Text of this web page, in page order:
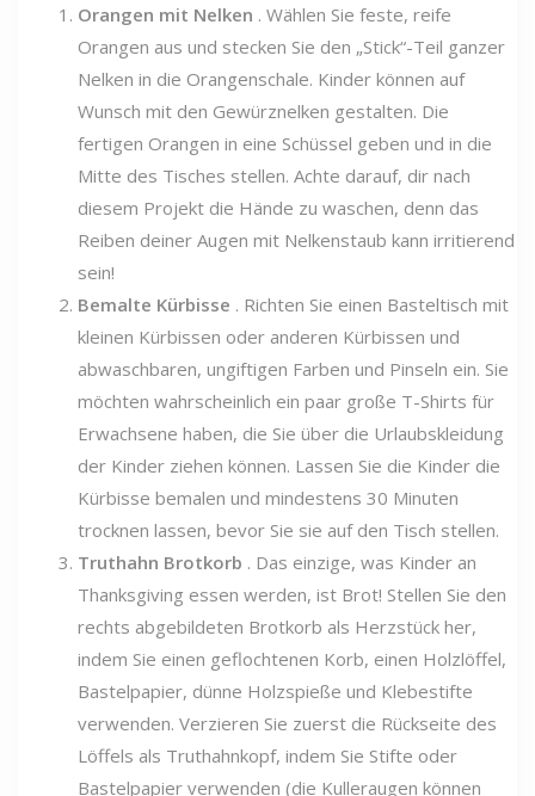
Orangen mit Nelken . Wählen Sie feste, reife
Orangen aus und stecken Sie den „Stick“-Teil ganzer
Nelken in die Orangenschale. Kinder können auf
Wunsch mit den Gewürznelken gestalten. Die
fertigen Orangen in eine Schüssel geben und in die
Mitte des Tisches stellen. Achte darauf, dir nach
diesem Projekt die Hände zu waschen, denn das
Reiben deiner Augen mit Nelkenstaub kann irritierend
sein!
Bemalte Kürbisse . Richten Sie einen Basteltisch mit
kleinen Kürbissen oder anderen Kürbissen und
abwaschbaren, ungiftigen Farben und Pinseln ein. Sie
möchten wahrscheinlich ein paar große T-Shirts für
Erwachsene haben, die Sie über die Urlaubskleidung
der Kinder ziehen können. Lassen Sie die Kinder die
Kürbisse bemalen und mindestens 30 Minuten
trocknen lassen, bevor Sie sie auf den Tisch stellen.
Truthahn Brotkorb . Das einzige, was Kinder an
Thanksgiving essen werden, ist Brot! Stellen Sie den
rechts abgebildeten Brotkorb als Herzstück her,
indem Sie einen geflochtenen Korb, einen Holzlöffel,
Bastelpapier, dünne Holzspieße und Klebestifte
verwenden. Verzieren Sie zuerst die Rückseite des
Löffels als Truthahnkopf, indem Sie Stifte oder
Bastelpapier verwenden (die Kulleraugen können